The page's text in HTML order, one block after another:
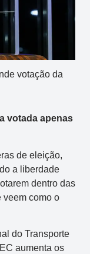
votação da
votada apenas
de eleição,
a liberdade
dentro das
veem como o
do Transporte
aumenta os